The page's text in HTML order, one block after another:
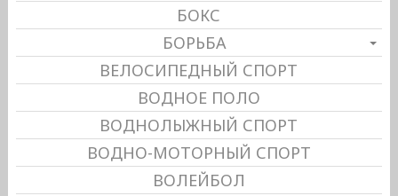
БОКС
БОРЬБА
ВЕЛОСИПЕДНЫЙ СПОРТ
ВОДНОЕ ПОЛО
ВОДНОЛЫЖНЫЙ СПОРТ
ВОДНО-МОТОРНЫЙ СПОРТ
ВОЛЕЙБОЛ